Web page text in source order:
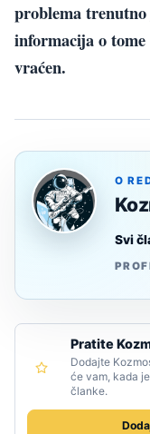
problema trenutno
informacija o
vraćen.
O
Svi
Pratite
Dodajte
će vam, kada
članke.